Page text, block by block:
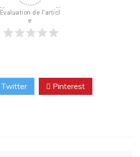
Évaluation de l'articl
e
Twitter Pinterest